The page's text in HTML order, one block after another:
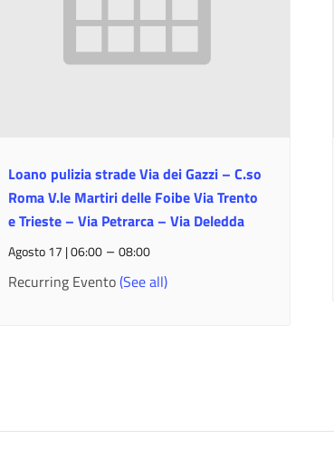
Loano pulizia strade Via dei Gazzi – C.so
Roma V.le Martiri delle Foibe Via Trento
e Trieste – Via Petrarca – Via Deledda
Agosto 17 | 06:00– 08:00
Recurring Evento(See all)